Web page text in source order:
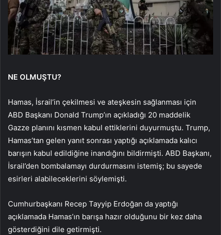
NE OLMUŞTU?
Hamas, İsrail’in çekilmesi ve ateşkesin sağlanması için
ABD Başkanı Donald Trump’ın açıkladığı 20 maddelik
Gazze planını kısmen kabul ettiklerini duyurmuştu. Trump,
Hamas’tan gelen yanıt sonrası yaptığı açıklamada kalıcı
barışın kabul edildiğine inandığını bildirmişti. ABD Başkanı,
İsrail’den bombalamayı durdurmasını istemiş; bu sayede
esirleri alabileceklerini söylemişti.
Cumhurbaşkanı Recep Tayyip Erdoğan da yaptığı
açıklamada Hamas’ın barışa hazır olduğunu bir kez daha
gösterdiğini dile getirmişti.